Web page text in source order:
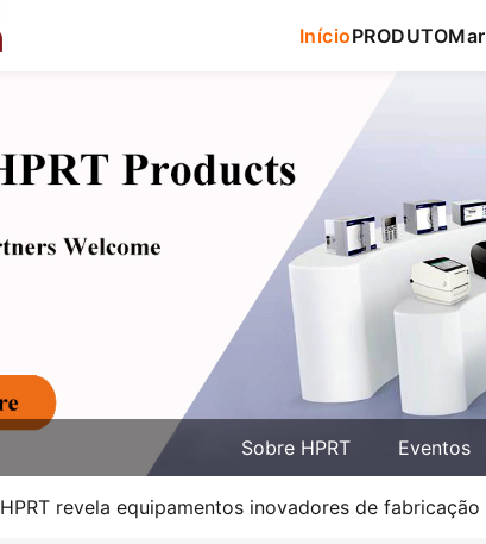
InícioPRODUTO
Sobre HPRT Eventos
HPRT revela equipamentos inovadores de